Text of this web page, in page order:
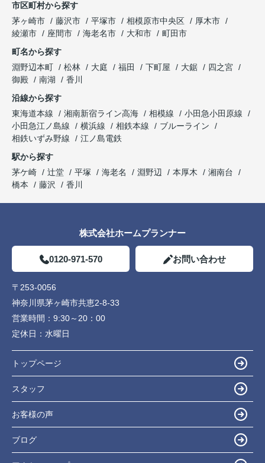
市区町村から探す
茅ヶ崎市
藤沢市 平塚市 相模原市中央区
厚木市
綾瀬市
座間市 海老名市 大和市
町田市
町名から探す
淵野辺本町
松林 大庭 福田 下町屋 大鋸
四之宮
御殿
南湖
香川
沿線から探す
東海道本線
湘南新宿ライン高海 相模線
小田急小田原線
小田急江ノ島線
横浜線 相鉄本線
ブルーライン
相鉄いずみ野線
江ノ島電鉄
駅から探す
茅ケ崎
辻堂 平塚 海老名 淵野辺 本厚木
湘南台
橋本
藤沢 香川
株式会社ホームプランナー
0120-971-570 お問い合わせ
〒253-0056
神奈川県茅ヶ崎市共恵2-8-33
営業時間： 9:30～20：00
定休日： 水曜日
トップページ
スタッフ
お客様の声
ブログ